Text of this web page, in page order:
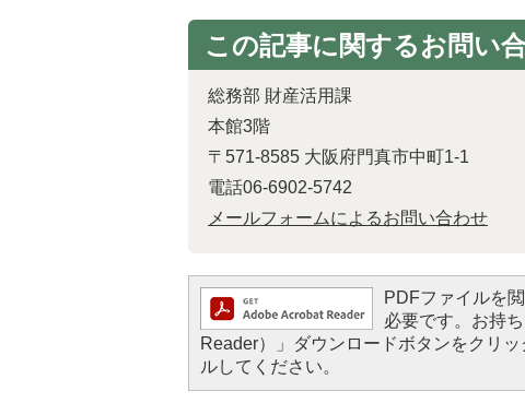
この記事に関するお問い
総務部 財産活用課
本館3階
〒571-8585 大阪府門真市中町1-1
電話06-6902-5742
メールフォームによるお問い合わせ
PDFファイルを
必要です。お持
Reader）」ダウンロードボタンをクリ
ルしてください。